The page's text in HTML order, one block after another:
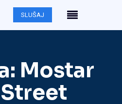
SLUŠAJ
Mostar